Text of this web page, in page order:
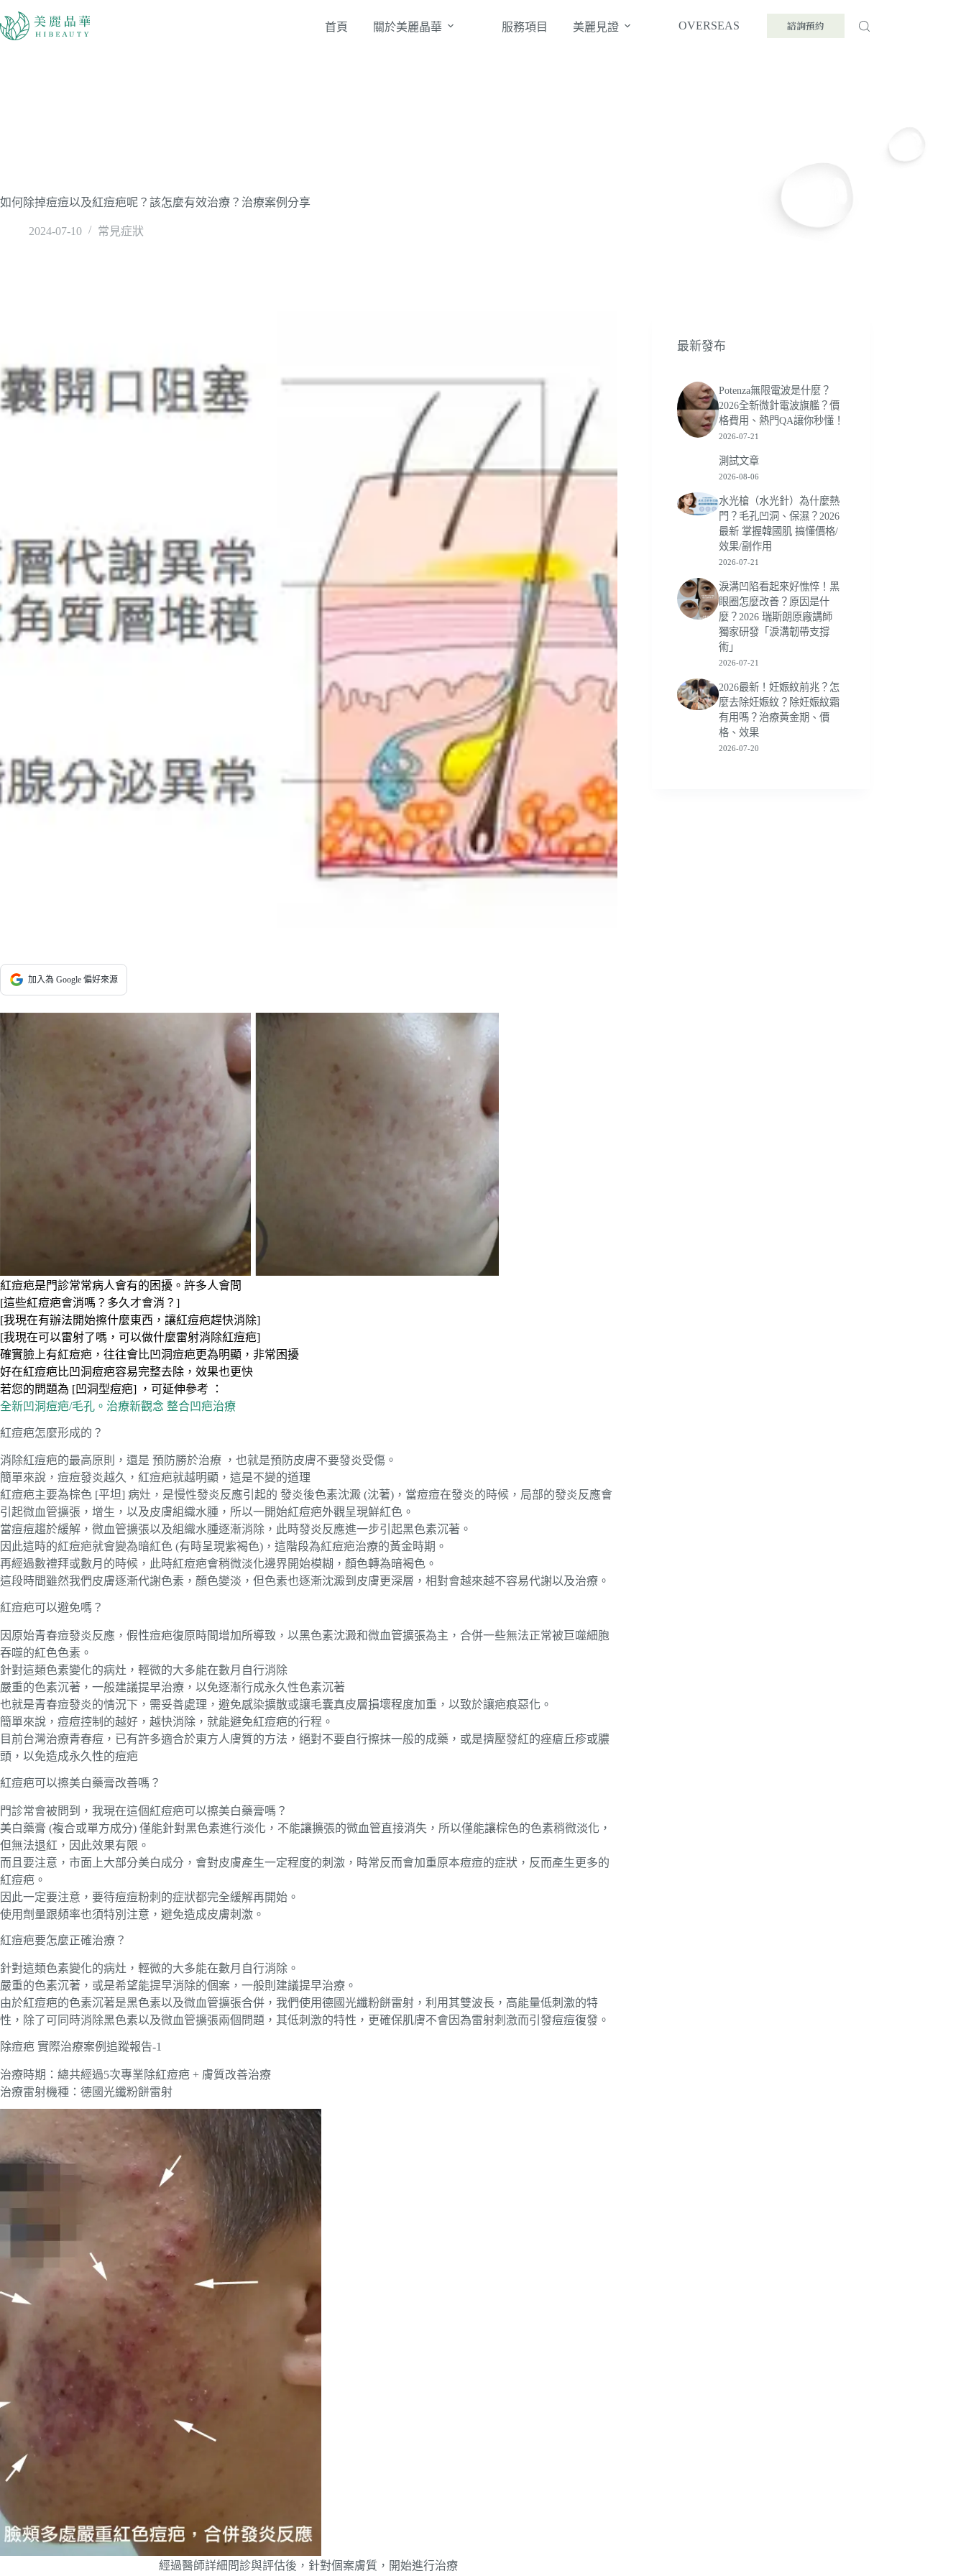
首頁 關於美麗晶華 服務項目 美麗見證 OVERSEAS 諮詢預約
如何除掉痘痘以及紅痘疤呢？該怎麼有效治療？治療案例分享
2024-07-10 常見症狀
加入為 Google 偏好來源
紅痘疤是門診常常病人會有的困擾。許多人會問
[這些紅痘疤會消嗎？多久才會消？]
[我現在有辦法開始擦什麼東西，讓紅痘疤趕快消除]
[我現在可以雷射了嗎，可以做什麼雷射消除紅痘疤]
確實臉上有紅痘疤，往往會比凹洞痘疤更為明顯，非常困擾
好在紅痘疤比凹洞痘疤容易完整去除，效果也更快
若您的問題為 [凹洞型痘疤] ，可延伸參考 ：
全新凹洞痘疤/毛孔。治療新觀念 整合凹疤治療
紅痘疤怎麼形成的？
消除紅痘疤的最高原則，還是 預防勝於治療 ，也就是預防皮膚不要發炎受傷。
簡單來說，痘痘發炎越久，紅痘疤就越明顯，這是不變的道理
紅痘疤主要為棕色 [平坦] 病灶，是慢性發炎反應引起的 發炎後色素沈澱 (沈著)，當痘痘在發炎的時候，局部的發炎反應會
引起微血管擴張，增生，以及皮膚組織水腫，所以一開始紅痘疤外觀呈現鮮紅色。
當痘痘趨於緩解，微血管擴張以及組織水腫逐漸消除，此時發炎反應進一步引起黑色素沉著。
因此這時的紅痘疤就會變為暗紅色 (有時呈現紫褐色)，這階段為紅痘疤治療的黃金時期。
再經過數禮拜或數月的時候，此時紅痘疤會稍微淡化邊界開始模糊，顏色轉為暗褐色。
這段時間雖然我們皮膚逐漸代謝色素，顏色變淡，但色素也逐漸沈澱到皮膚更深層，相對會越來越不容易代謝以及治療。
紅痘疤可以避免嗎？
因原始青春痘發炎反應，假性痘疤復原時間增加所導致，以黑色素沈澱和微血管擴張為主，合併一些無法正常被巨噬細胞
吞噬的紅色色素。
針對這類色素變化的病灶，輕微的大多能在數月自行消除
嚴重的色素沉著，一般建議提早治療，以免逐漸行成永久性色素沉著
也就是青春痘發炎的情況下，需妥善處理，避免感染擴散或讓毛囊真皮層損壞程度加重，以致於讓疤痕惡化。
簡單來說，痘痘控制的越好，越快消除，就能避免紅痘疤的行程。
目前台灣治療青春痘，已有許多適合於東方人膚質的方法，絕對不要自行擦抹一般的成藥，或是擠壓發紅的痤瘡丘疹或膿
頭，以免造成永久性的痘疤
紅痘疤可以擦美白藥膏改善嗎？
門診常會被問到，我現在這個紅痘疤可以擦美白藥膏嗎？
美白藥膏 (複合或單方成分) 僅能針對黑色素進行淡化，不能讓擴張的微血管直接消失，所以僅能讓棕色的色素稍微淡化，
但無法退紅，因此效果有限。
而且要注意，市面上大部分美白成分，會對皮膚產生一定程度的刺激，時常反而會加重原本痘痘的症狀，反而產生更多的
紅痘疤。
因此一定要注意，要待痘痘粉刺的症狀都完全緩解再開始。
使用劑量跟頻率也須特別注意，避免造成皮膚刺激。
紅痘疤要怎麼正確治療？
針對這類色素變化的病灶，輕微的大多能在數月自行消除。
嚴重的色素沉著，或是希望能提早消除的個案，一般則建議提早治療。
由於紅痘疤的色素沉著是黑色素以及微血管擴張合併，我們使用德國光纖粉餅雷射，利用其雙波長，高能量低刺激的特
性，除了可同時消除黑色素以及微血管擴張兩個問題，其低刺激的特性，更確保肌膚不會因為雷射刺激而引發痘痘復發。
除痘疤 實際治療案例追蹤報告-1
治療時期：總共經過5次專業除紅痘疤 + 膚質改善治療
治療雷射機種：德國光纖粉餅雷射
經過醫師詳細問診與評估後，針對個案膚質，開始進行治療
最新發布
Potenza無限電波是什麼？
2026全新微針電波旗艦？價
格費用、熱門QA讓你秒懂！
2026-07-21
測試文章
2026-08-06
水光槍（水光針）為什麼熱
門？毛孔凹洞、保濕？2026
最新 掌握韓國肌 搞懂價格/
效果/副作用
2026-07-21
淚溝凹陷看起來好憔悴！黑
眼圈怎麼改善？原因是什
麼？2026 瑞斯朗原廠講師
獨家研發「淚溝韌帶支撐
術」
2026-07-21
2026最新！妊娠紋前兆？怎
麼去除妊娠紋？除妊娠紋霜
有用嗎？治療黃金期、價
格、效果
2026-07-20